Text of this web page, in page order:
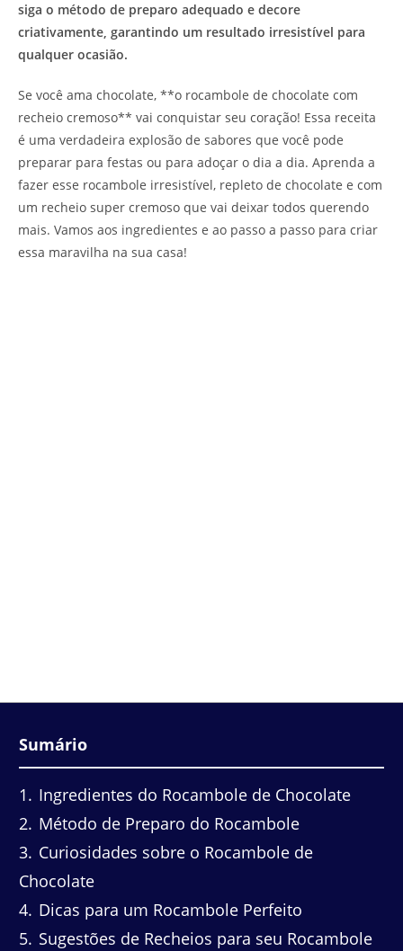
siga o método de preparo adequado e decore
criativamente, garantindo um resultado irresistível para
qualquer ocasião.
Se você ama chocolate, **o rocambole de chocolate com
recheio cremoso** vai conquistar seu coração! Essa receita
é uma verdadeira explosão de sabores que você pode
preparar para festas ou para adoçar o dia a dia. Aprenda a
fazer esse rocambole irresistível, repleto de chocolate e com
um recheio super cremoso que vai deixar todos querendo
mais. Vamos aos ingredientes e ao passo a passo para criar
essa maravilha na sua casa!
Sumário
1
Ingredientes do Rocambole de Chocolate
2 Método de Preparo do Rocambole
3 Curiosidades sobre o Rocambole de
Chocolate
4 Dicas para um Rocambole Perfeito
5 Sugestões de Recheios para seu Rocambole